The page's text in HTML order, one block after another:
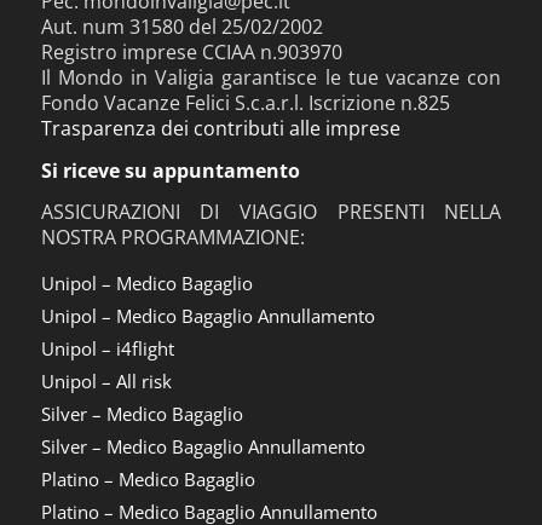
Aut. num 31580 del 25/02/2002
Registro imprese CCIAA n.903970
Il Mondo in Valigia garantisce le tue vacanze con
Fondo Vacanze Felici S.c.a.r.l. Iscrizione n.825
Trasparenza dei contributi alle imprese
Si riceve su appuntamento
ASSICURAZIONI DI VIAGGIO PRESENTI NELLA
NOSTRA PROGRAMMAZIONE:
Unipol – Medico Bagaglio
Unipol – Medico Bagaglio Annullamento
Unipol – i4flight
Unipol – All risk
Silver – Medico Bagaglio
Silver – Medico Bagaglio Annullamento
Platino – Medico Bagaglio
Platino – Medico Bagaglio Annullamento